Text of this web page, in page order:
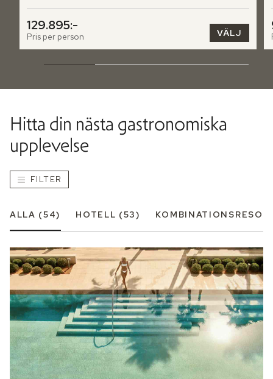
129.895:-
Pris per person VÄLJ
Hitta din nästa gastronomiska
upplevelse
FILTER
ALLA (54) HOTELL (53) KOMBINATIONSRESOR